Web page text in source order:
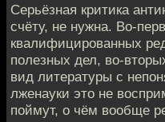
Серьёзная критика
счёту, не нужна. Во-
квалифицированных
полезных дел, во-
вид литературы с
лженауки это не
поймут, о чём вообще